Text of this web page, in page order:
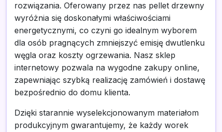
rozwiązania. Oferowany przez nas pellet drzewny
wyróżnia się doskonałymi właściwościami
energetycznymi, co czyni go idealnym wyborem
dla osób pragnących zmniejszyć emisję dwutlenku
węgla oraz koszty ogrzewania. Nasz sklep
internetowy pozwala na wygodne zakupy online,
zapewniając szybką realizację zamówień i dostawę
bezpośrednio do domu klienta.
Dzięki starannie wyselekcjonowanym materiałom
produkcyjnym gwarantujemy, że każdy worek